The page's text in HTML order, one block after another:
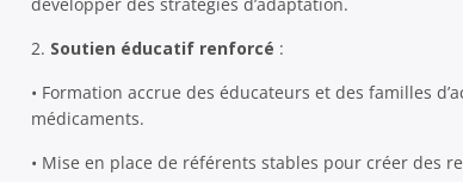
2. Soutien éducatif renforcé :
• Formation accrue des éducateurs et des familles
médicaments.
• Mise en place de référents stables pour créer des